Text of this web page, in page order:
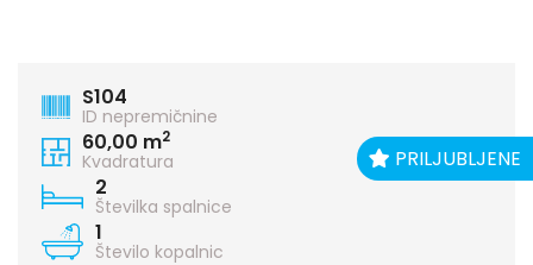
PRILJUBLJENE
S104
ID nepremičnine
60,00 m2
Kvadratura
2
Številka spalnice
1
Število kopalnic